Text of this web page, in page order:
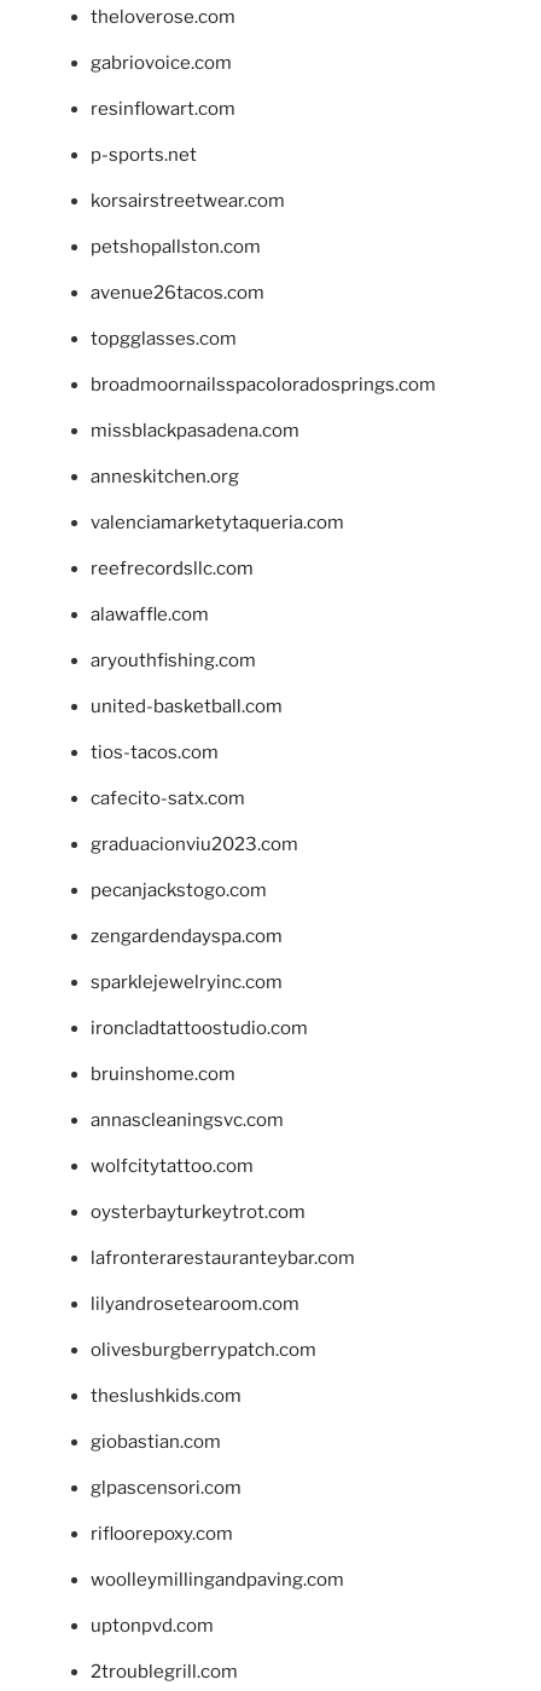
theloverose.com
gabriovoice.com
resinflowart.com
p-sports.net
korsairstreetwear.com
petshopallston.com
avenue26tacos.com
topgglasses.com
broadmoornailsspacoloradosprings.com
missblackpasadena.com
anneskitchen.org
valenciamarketytaqueria.com
reefrecordsllc.com
alawaffle.com
aryouthfishing.com
united-basketball.com
tios-tacos.com
cafecito-satx.com
graduacionviu2023.com
pecanjackstogo.com
zengardendayspa.com
sparklejewelryinc.com
ironcladtattoostudio.com
bruinshome.com
annascleaningsvc.com
wolfcitytattoo.com
oysterbayturkeytrot.com
lafronterarestauranteybar.com
lilyandrosetearoom.com
olivesburgberrypatch.com
theslushkids.com
giobastian.com
glpascensori.com
rifloorepoxy.com
woolleymillingandpaving.com
uptonpvd.com
2troublegrill.com